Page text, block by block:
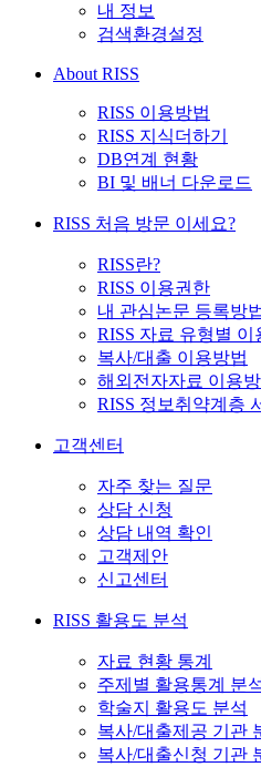
내 정보
검색환경설정
About RISS
RISS 이용방법
RISS 지식더하기
DB연계 현황
BI 및 배너 다운로드
RISS 처음 방문 이세요?
RISS란?
RISS 이용권한
내 관심논문 등록방
RISS 자료 유형별 이
복사/대출 이용방법
해외전자자료 이용
RISS 정보취약계층
고객센터
자주 찾는 질문
상담 신청
상담 내역 확인
고객제안
신고센터
RISS 활용도 분석
자료 현황 통계
주제별 활용통계 분
학술지 활용도 분석
복사/대출제공 기관
복사/대출신청 기관